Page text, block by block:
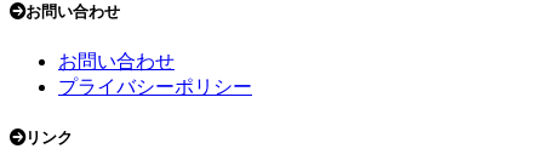
お問い合わせ
お問い合わせ
プライバシーポリシー
リンク